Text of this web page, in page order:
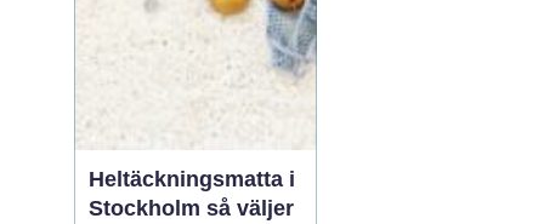
konkurrens...
Heltäckningsmatta i
Stockholm så väljer